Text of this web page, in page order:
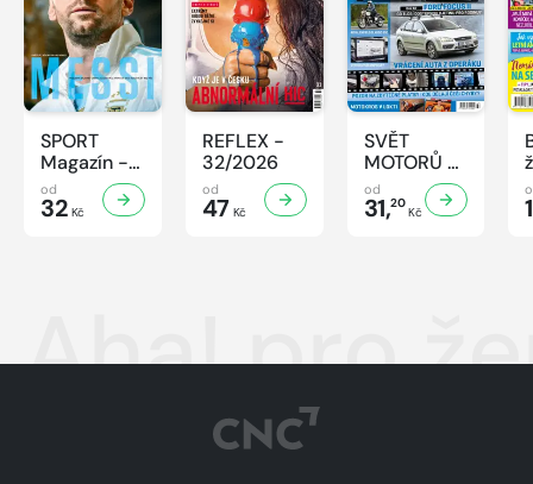
SPORT
Magazín -
32/2026
od
32 Kč
REFLEX -
32/2026
od
47 Kč
SVĚT
MOTORŮ -
32/2026
od
31,20
Kč
Aha! pro